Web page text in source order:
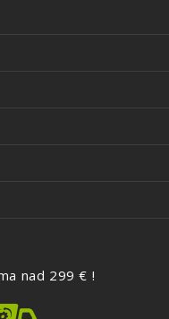
nad 299 € !